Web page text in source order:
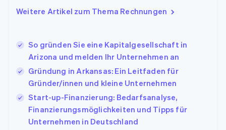
Weitere Artikel zum Thema Rechnungen
So gründen Sie eine Kapitalgesellschaft in
Arizona und melden Ihr Unternehmen an
Gründung in Arkansas: Ein Leitfaden für
Gründer/innen und kleine Unternehmen
Start-up-Finanzierung: Bedarfsanalyse,
Finanzierungsmöglichkeiten und Tipps für
Unternehmen in Deutschland
English
Japan
日本語
EnglishFrançais
Kroatien
English Italiano
Lettland
English
Liechtenstein